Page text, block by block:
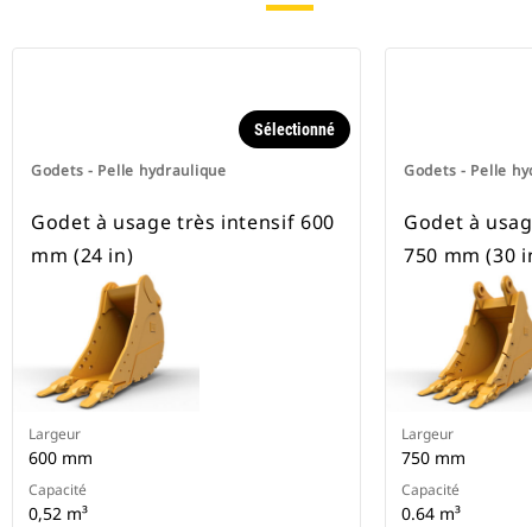
Godets - Pelle hydraulique
Sélectionné
Godet à usage très intensif 600
mm (24 in)
Largeur
600 mm
Capacité
0,52 m³
Godets - Pelle
Godet à
750 mm (30
Largeur
750 mm
Capacité
0.64 m³